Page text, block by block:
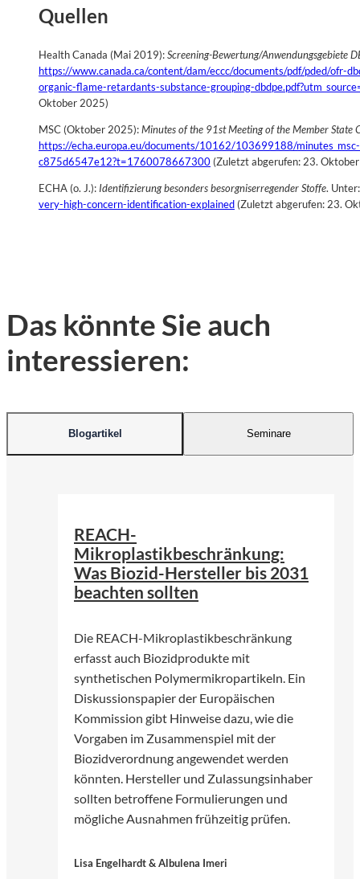
Quellen
Health Canada (Mai 2019):Screening-Bewertung/Anwendungsgebiete
https://www.canada.ca/content/dam/eccc/documents/pdf/pded/ofr-
organic-flame-retardants-substance-grouping-
Oktober 2025)
MSC (Oktober 2025):Minutes of the 91st Meeting of the Member State
https://echa.europa.eu/documents/10162/103699188/
c875d6547e12?t=1760078667300 (Zuletzt abgerufen: 23.
ECHA (o. J.): Identifizierung besonders besorgniserregender Stoffe.
very-high-concern-identification-explained (Zuletzt abgerufen: 23.
Das könnte Sie auch
interessieren:
Blogartikel Seminare
REACH-
Mikroplastikbeschränkung:
Was Biozid-Hersteller bis 2031
beachten sollten
Die REACH-Mikroplastikbeschränkung
erfasst auch Biozidprodukte mit
synthetischen Polymermikropartikeln. Ein
Diskussionspapier der Europäischen
Kommission gibt Hinweise dazu, wie die
Vorgaben im Zusammenspiel mit der
Biozidverordnung angewendet werden
könnten. Hersteller und Zulassungsinhaber
sollten betroffene Formulierungen und
mögliche Ausnahmen frühzeitig prüfen.
Lisa Engelhardt & Albulena Imeri